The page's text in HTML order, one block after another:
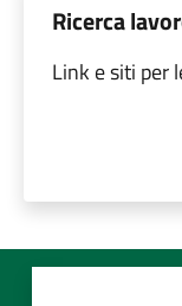
Ricerca
Link e siti per